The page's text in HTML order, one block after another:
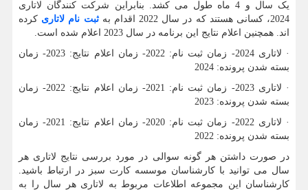
یک سال و 4 ماه طول می کشد. بنابراین شرکت کنندگان لاتاری
2024، کسانی هستند که در سال 2022 اقدام به
ثبت نام لاتاری کرده
اند. همچنین اعلام نتایج این برنامه در سال 2023 اعلام شده است.
· لاتاری 2024- زمان ثبت نام: 2022- زمان اعلام نتایج: 2023- زمان
بسته شدن پرونده: 2024
· لاتاری 2023- زمان ثبت نام: 2021- زمان اعلام نتایج: 2022- زمان
بسته شدن پرونده: 2023
· لاتاری 2022- زمان ثبت نام: 2020- زمان اعلام نتایج: 2021- زمان
بسته شدن پرونده: 2022
در صورت داشتن هر گونه سوالی در مورد بررسی نتایج لاتاری هر
سال می توانید با کارشناسان موسسه کارت سبز در ارتباط باشید.
کارشناسان این مجموعه اطلاعات مربوط به لاتاری هر سال را به